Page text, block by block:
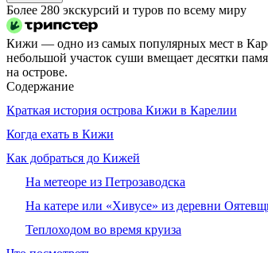
Более 280 экскурсий и туров по всему миру
Кижи — одно из самых популярных мест в
небольшой участок суши вмещает десятки
на острове.
Содержание
Краткая история острова Кижи в Карелии
Когда ехать в Кижи
Как добраться до Кижей
На метеоре из Петрозаводска
На катере или «Хивусе» из деревни
Теплоходом во время круиза